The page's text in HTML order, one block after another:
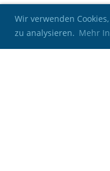
Wir verwenden
zu analysieren. Mehr